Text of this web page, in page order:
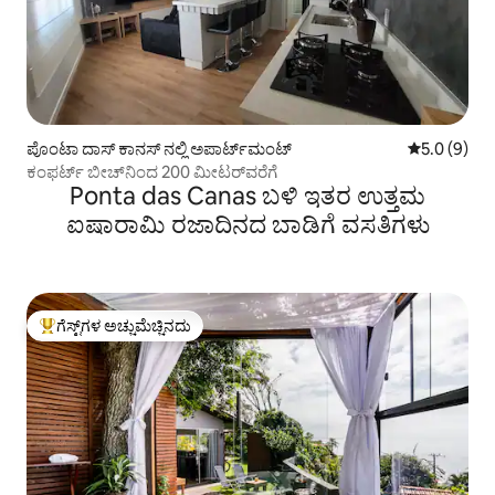
ಪೊಂಟಾ ದಾಸ್ ಕಾನಸ್ ನಲ್ಲಿ ಅಪಾರ್ಟ್‌ಮಂಟ್ 5 ರಲ್ಲಿ 5.0
5.0 (9)
ಕಂಫರ್ಟ್ ಬೀಚ್‌ನಿಂದ 200 ಮೀಟರ್‌ವರೆಗೆ
Ponta das Canas ಬಳಿ ಇತರ ಉತ್ತಮ
ಐಷಾರಾಮಿ ರಜಾದಿನದ ಬಾಡಿಗೆ ವಸತಿಗಳು
ಗೆಸ್ಟ್‌ಗಳಿಗೆ ಅತಿ ಹೆಚ್ಚು ಅಚ್ಚುಮೆಚ್ಚಿನದು
ಗೆಸ್ಟ್‌ಗಳ ಅಚ್ಚುಮೆಚ್ಚಿನದು